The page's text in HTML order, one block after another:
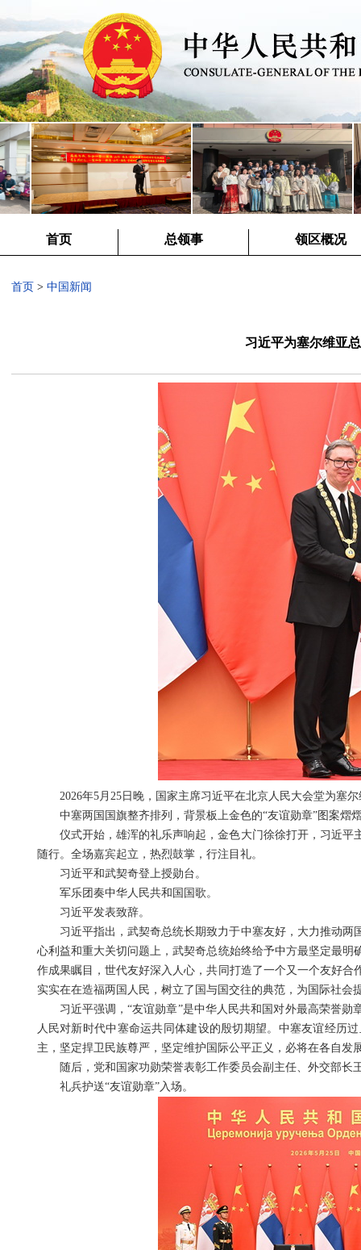
首页 总领事 领区概况
首页 > 中国新闻
习近平为塞尔维亚
2026年5月25日晚，国家主席习近平在北京人民大会堂为塞
中塞两国国旗整齐排列，背景板上金色的“友谊勋章”图案
仪式开始，雄浑的礼乐声响起，金色大门徐徐打开，习近
随行。全场嘉宾起立，热烈鼓掌，行注目礼。
习近平和武契奇登上授勋台。
军乐团奏中华人民共和国国歌。
习近平发表致辞。
习近平指出，武契奇总统长期致力于中塞友好，大力推动
心利益和重大关切问题上，武契奇总统始终给予中方最坚定最
作成果瞩目，世代友好深入人心，共同打造了一个又一个友好
实实在在造福两国人民，树立了国与国交往的典范，为国际社会
习近平强调，“友谊勋章”是中华人民共和国对外最高荣誉
人民对新时代中塞命运共同体建设的殷切期望。中塞友谊经历
主，坚定捍卫民族尊严，坚定维护国际公平正义，必将在各自发
随后，党和国家功勋荣誉表彰工作委员会副主任、外交部长
礼兵护送“友谊勋章”入场。